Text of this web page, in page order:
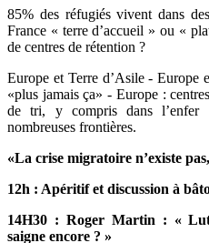
85% des réfugiés vivent dans
France « terre d’accueil » ou «
de centres de rétention ?
Europe et Terre d’Asile -Europe
«plus jamais ça» - Europe :
de tri, y compris dans l’enfer
nombreuses frontières.
«La crise migratoire n’existe
12h : Apéritif et discussion à
14H30 : Roger Martin : «
saigne encore ? »